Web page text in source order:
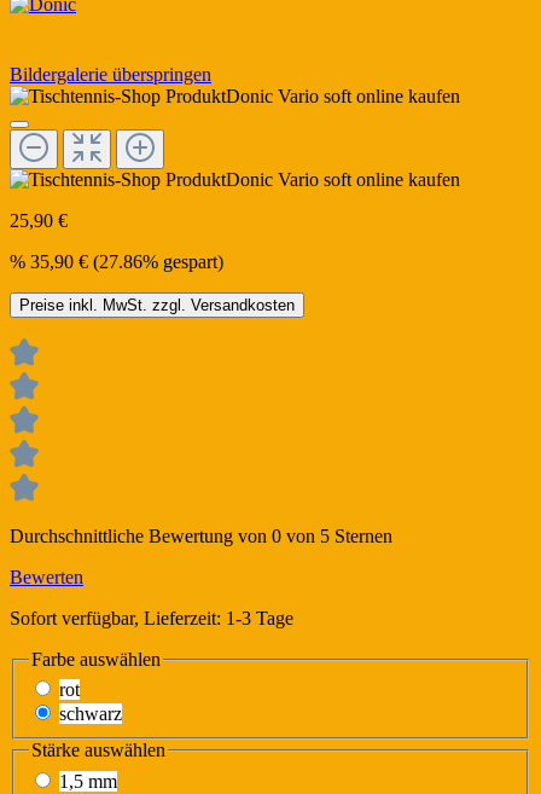
Bildergalerie überspringen
25,90 €
% 35,90 € (27.86% gespart)
Preise inkl. MwSt. zzgl. Versandkosten
Durchschnittliche Bewertung von 0 von 5 Sternen
Bewerten
Sofort verfügbar, Lieferzeit: 1-3 Tage
Farbe auswählen
rot
schwarz
Stärke auswählen
1,5 mm